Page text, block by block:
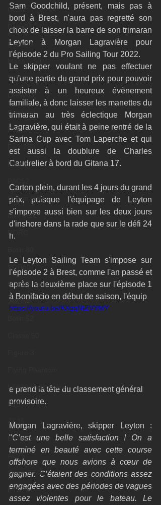
GC32
Diam24
Class40
Mach 6.50
Farr 30
ORMA60
Gunboat
D35
Farr 280
Fast 40
Ocean Fifty
Mini 6.50
RORC
VOR60
Class Rhum
JMD54
L&#39;Hydroptère
F18
TF35
Business
Open 7.50
ETF26
Sam Goodchild, présent, mais pas à
bord à Brest, n'aura pas regretté son
choix de laisser la barre de son trimaran
Leyton à Morgan Lagravière pour
l'épisode 2 du Pro Sailing Tour 2022.
Le skipper voulant ne pas effectuer
qu'une partie du grand prix pour pouvoir
assister à un heureux évènement
familiale, à donc laisser les manettes du
trimaran au très éclectique Morgan
Lagravière, qui était à peine rentré de la
Sarina Cup avec Tom Laperche et qui
est aussi la doublure de Charles
Caudrelier à bord du Gitana 17.
Carton plein, durant les 4 jours du grand
prix, puisque l'équipage de Leyton
s'impose aussi bien sur les deux jours
d'inshore dans la rade que sur le défi 24
h.
Le Leyton Sailing Team s'impose sur
l'épisode 2 à Brest, comme l'an passé et
après la deuxième place sur l'épisode 1
à Bonifacio en début de saison, l'équip
https://youtu.be/KXgqNtZVYMY
e prend la tête du classement général
provisoire.
Morgan Lagravière, skipper Leyton :
"C’est une belle satisfaction ! On a
terminé en beauté avec cette course
offshore que nous avions à cœur de
gagner. C’étaient des conditions assez
engagées avec des périodes de vagues
assez violentes pour le bateau. Le